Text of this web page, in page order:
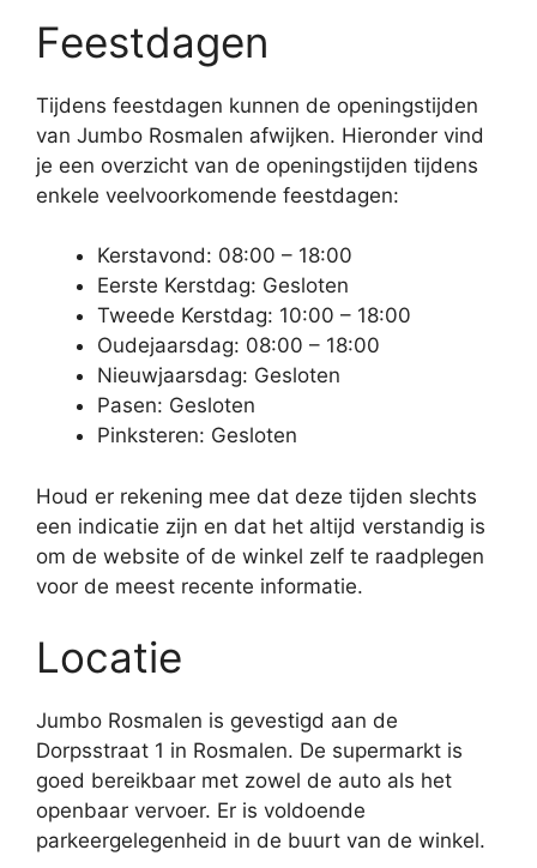
Feestdagen
Tijdens feestdagen kunnen de openingstijden
van Jumbo Rosmalen afwijken. Hieronder vind
je een overzicht van de openingstijden tijdens
enkele veelvoorkomende feestdagen:
Kerstavond: 08:00 – 18:00
Eerste Kerstdag: Gesloten
Tweede Kerstdag: 10:00 – 18:00
Oudejaarsdag: 08:00 – 18:00
Nieuwjaarsdag: Gesloten
Pasen: Gesloten
Pinksteren: Gesloten
Houd er rekening mee dat deze tijden slechts
een indicatie zijn en dat het altijd verstandig is
om de website of de winkel zelf te raadplegen
voor de meest recente informatie.
Locatie
Jumbo Rosmalen is gevestigd aan de
Dorpsstraat 1 in Rosmalen. De supermarkt is
goed bereikbaar met zowel de auto als het
openbaar vervoer. Er is voldoende
parkeergelegenheid in de buurt van de winkel.